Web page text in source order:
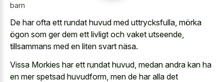
barn
De har ofta ett rundat huvud med uttrycksfulla, mörka
ögon som ger dem ett livligt och vaket utseende,
tillsammans med en liten svart näsa.
Vissa Morkies har ett rundat huvud, medan andra kan ha
en mer spetsad huvudform, men de har alla det